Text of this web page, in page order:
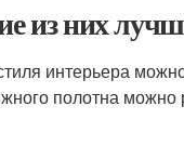
из них
интерьера
полотна можно